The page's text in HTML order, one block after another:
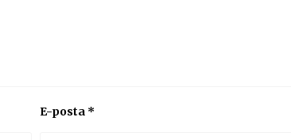
E-posta *